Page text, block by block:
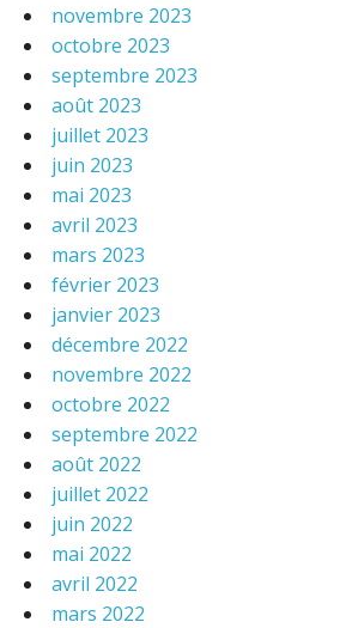
novembre 2023
octobre 2023
septembre 2023
août 2023
juillet 2023
juin 2023
mai 2023
avril 2023
mars 2023
février 2023
janvier 2023
décembre 2022
novembre 2022
octobre 2022
septembre 2022
août 2022
juillet 2022
juin 2022
mai 2022
avril 2022
mars 2022